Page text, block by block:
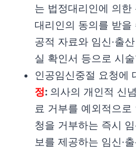
는 법정대리인에 의한
대리인의 동의를 받
공적 자료와 임신·출
실 확인서 등으로 시
인공임신중절 요청에
정: 의사의 개인적 신
료 거부를 예외적으
청을 거부하는 즉시
보를 제공하는 임신·